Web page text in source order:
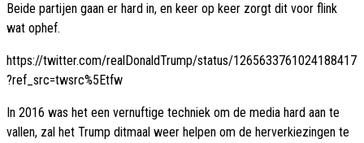
Beide partijen gaan er hard in, en keer op keer zorgt dit voor flink
wat ophef.
https://twitter.com/realDonaldTrump/status/1265633761024188417
?ref_src=twsrc%5Etfw
In 2016 was het een vernuftige techniek om de media hard aan te
vallen, zal het Trump ditmaal weer helpen om de herverkiezingen te